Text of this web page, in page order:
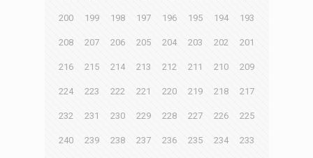
193
194
195
196
197
198
199
200
201
202
203
204
205
206
207
208
209
210
211
212
213
214
215
216
217
218
219
220
221
222
223
224
225
226
227
228
229
230
231
232
233
234
235
236
237
238
239
240